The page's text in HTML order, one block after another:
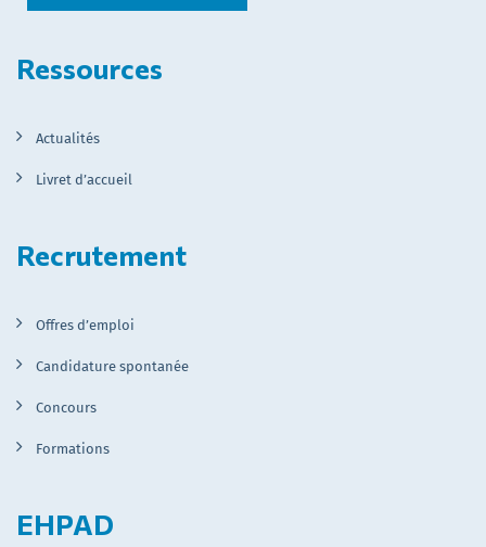
Ressources
Actualités
Livret d’accueil
Recrutement
Offres d’emploi
Candidature spontanée
Concours
Formations
EHPAD